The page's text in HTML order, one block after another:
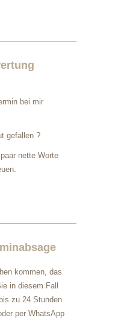
bei mir
gefallen ?
nette Worte
kommen, das
in diesem Fall
zu 24 Stunden
per WhatsApp